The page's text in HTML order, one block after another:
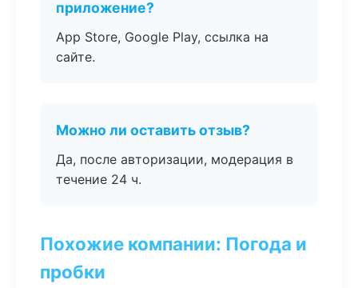
приложение?
App Store, Google Play, ссылка на
сайте.
Можно ли оставить отзыв?
Да, после авторизации, модерация в
течение 24 ч.
Похожие компании: Погода и
пробки